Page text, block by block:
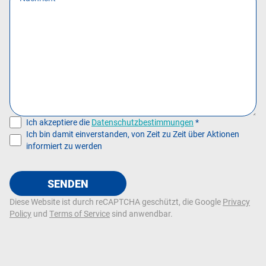
Ich akzeptiere die Datenschutzbestimmungen *
Ich bin damit einverstanden, von Zeit zu Zeit über Aktionen
informiert zu werden
SENDEN
Diese Website ist durch reCAPTCHA geschützt, die Google Privacy
Policy und Terms of Service sind anwendbar.